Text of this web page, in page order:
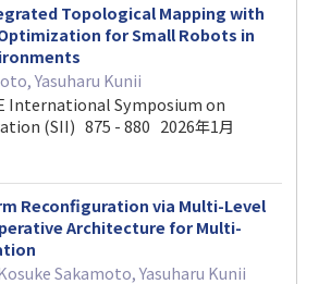
Topological Mapping with
for Small Robots in
Yasuharu Kunii
International Symposium on
(SII) 875 - 880 2026年1月
Reconfiguration via Multi-Level
Architecture for Multi-
Sakamoto, Yasuharu Kunii